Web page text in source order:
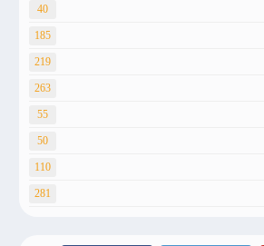
40
185
219
263
55
50
110
281